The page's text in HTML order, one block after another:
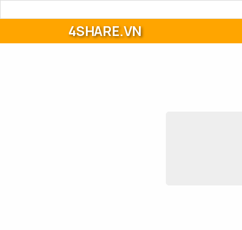
4SHARE.VN